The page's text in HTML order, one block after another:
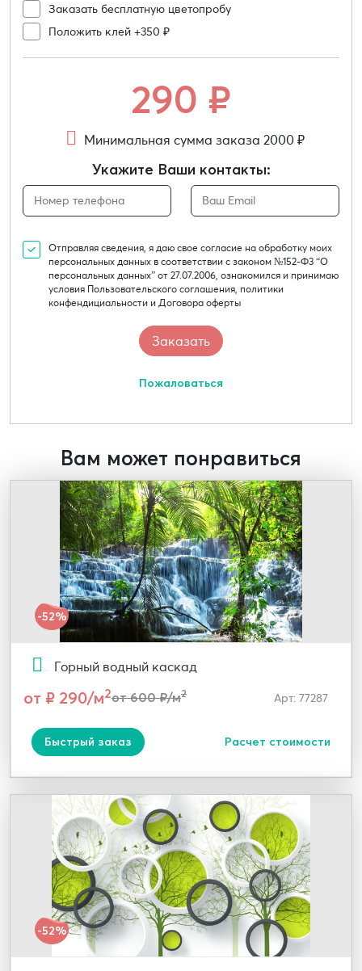
Заказать бесплатную цветопробу
Положить клей +350 ₽
290 ₽
Минимальная сумма заказа 2000 ₽
Укажите Ваши контакты:
Отправляя сведения, я даю свое согласие на обработку моих
персональных данных в соответствии с законом №152-Ф3 “О
персональных данных” от 27.07.2006, ознакомился и принимаю
условия Пользовательского соглашения, политики
конфендициальности и Договора оферты
Пожаловаться
Вам может понравиться
-52%
Горный водный каскад
от ₽ 290/м2от 600 ₽/м2 Арт: 77287
Быстрый заказ Расчет стоимости
-52%